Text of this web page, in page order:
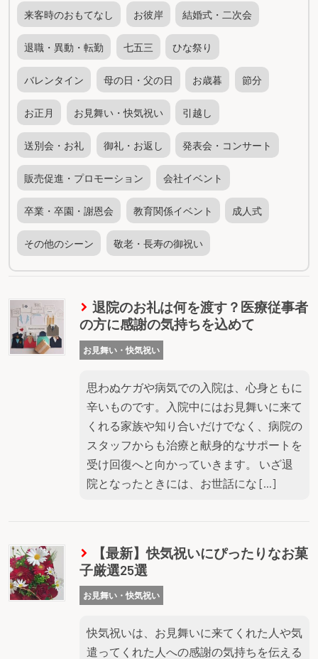
来客時のおもてなし お彼岸 結婚式・二次会
退職・異動・転勤 七五三 ひな祭り
バレンタイン 母の日・父の日 お歳暮 節分
お正月 お見舞い・快気祝い 引越し
送別会・お礼 御礼・お返し 発表会・コンサート
販売促進・プロモーション 会社イベント
卒業・卒園・謝恩会 教育関係イベント 成人式
その他のシーン 敬老・長寿の御祝い
退院のお礼は何を渡す？医療従事者
の方に感謝の気持ちを込めて
お見舞い・快気祝い
思わぬケガや病気での入院は、心身ともに
辛いものです。入院中にはお見舞いに来て
くれる家族や知り合いだけでなく、病院の
スタッフからも治療と献身的なサポートを
受け回復へと向かっていきます。 いざ退
院となったときには、お世話にな […]
【最新】快気祝いにぴったりなお菓
子厳選25選
お見舞い・快気祝い
快気祝いは、お見舞いに来てくれた人や気
遣ってくれた人への感謝の気持ちを伝える